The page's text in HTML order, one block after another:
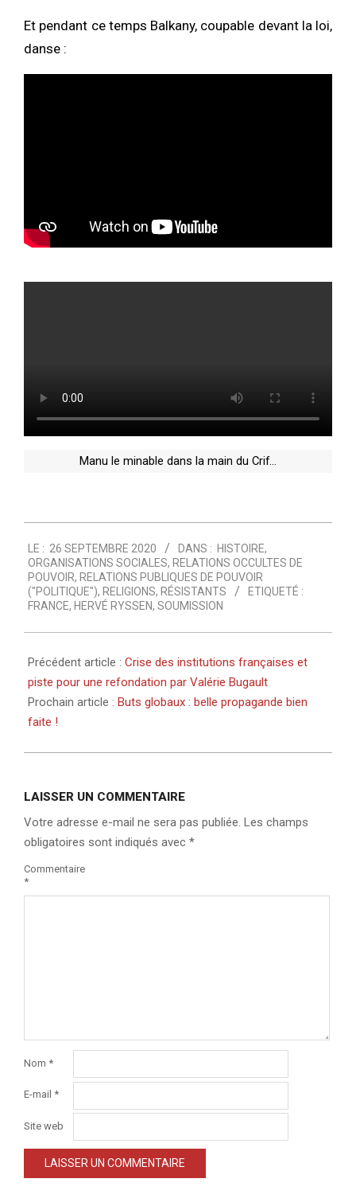
Et pendant ce temps Balkany, coupable devant la loi,
danse :
Manu le minable dans la main du Crif…
09-
26
LE : 26 SEPTEMBRE 2020 DANS : HISTOIRE,
ORGANISATIONS SOCIALES, RELATIONS OCCULTES DE
POUVOIR, RELATIONS PUBLIQUES DE POUVOIR
("POLITIQUE"), RELIGIONS, RÉSISTANTS
ETIQUETÉ :
FRANCE, HERVÉ RYSSEN, SOUMISSION
Précédent article : Crise des institutions françaises et
piste pour une refondation par Valérie Bugault
Prochain article : Buts globaux : belle propagande bien
faite !
LAISSER UN COMMENTAIRE
Votre adresse e-mail ne sera pas publiée. Les champs
obligatoires sont indiqués avec *
Commentaire
*
Nom *
E-mail *
Site web